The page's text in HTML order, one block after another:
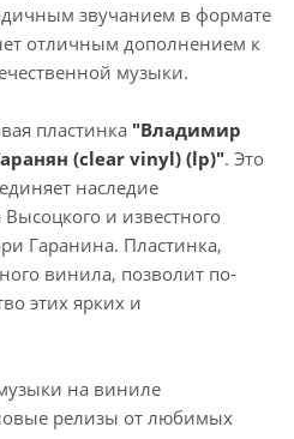
звучанием в формате
отличным дополнением к
музыки.
пластинка "Владимир
(clear vinyl) (lp)". Это
наследие
и известного
Гаранина. Пластинка,
винила, позволит по-
этих ярких и
на виниле
релизы от любимых